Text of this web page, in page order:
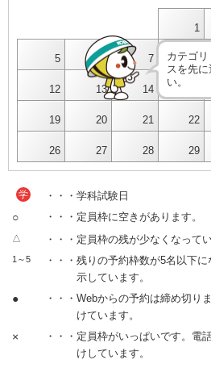
1
5 6 7 8
12 13 14
19 20 21 22
26 27 28 29
カテゴ
スを先
い。
学 ・・・学科試験日
○ ・・・定員枠に空きがあります。
△ ・・・定員枠の残が少なくなってい
1～5
・・・残りの予約枠数が5名以下
示しています。
●
・・・Webからの予約は締め切り
けています。
×
・・・定員枠がいっぱいです。電
けしています。